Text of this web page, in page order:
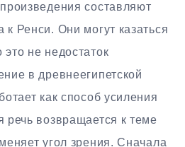
составляют
Ренси. Они могут казаться
не недостаток
в древнеегипетской
как способ усиления
возвращается к теме
угол зрения. Сначала